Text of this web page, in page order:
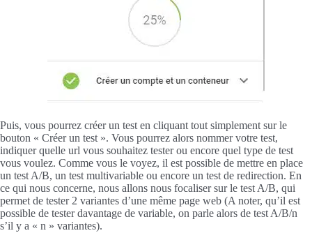
Puis, vous pourrez créer un test en cliquant tout simplement sur le
bouton « Créer un test ». Vous pourrez alors nommer votre test,
indiquer quelle url vous souhaitez tester ou encore quel type de test
vous voulez. Comme vous le voyez, il est possible de mettre en place
un test A/B, un test multivariable ou encore un test de redirection. En
ce qui nous concerne, nous allons nous focaliser sur le test A/B, qui
permet de tester 2 variantes d’une même page web (A noter, qu’il est
possible de tester davantage de variable, on parle alors de test A/B/n
s’il y a « n » variantes).